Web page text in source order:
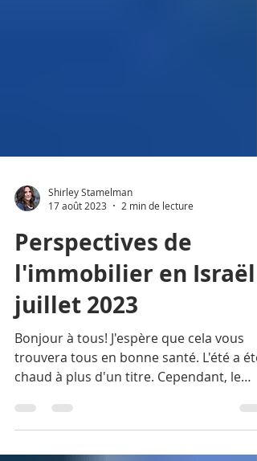
Shirley Stamelman
17 août 2023
2 min de lecture
Perspectives de
l'immobilier en Israël -
juillet 2023
Bonjour à tous! J'espère que cela vous